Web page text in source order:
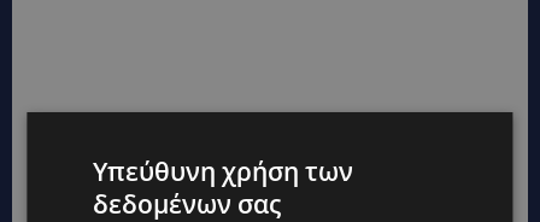
Υπεύθυνη χρήση των
δεδομένων σας